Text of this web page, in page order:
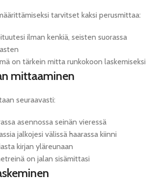
tarvitset kaksi perusmittaa:
ilman kenkiä, seisten suorassa
on tärkein mitta runkokoon laskemiseksi
mittaaminen
seuraavasti:
asennossa seinän vieressä
jalkojesi välissä haarassa kiinni
kirjan yläreunaan
on jalan sisämittasi